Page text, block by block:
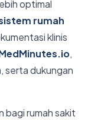
optimal
rumah
klinis
,
serta dukungan
bagi rumah sakit